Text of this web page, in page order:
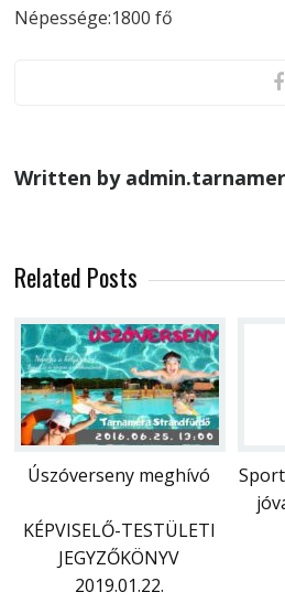
Népessége:1800 fő
Written by
Related Posts
Úszóverseny meghívó
KÉPVISELŐ-TESTÜLETI
JEGYZŐKÖNYV
2019.01.22.